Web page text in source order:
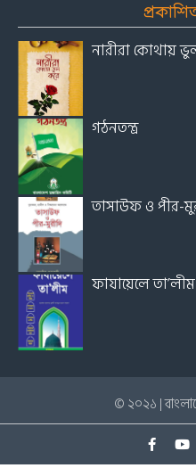
নারীরা কোথায়
গঠনতন্ত্র
তাসাউফ ও পীর-
ফাযায়েলে তা’লীম
© ২০২১ |